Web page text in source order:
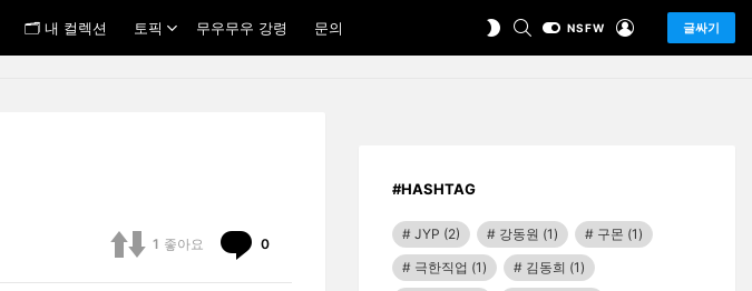
🗂 내 컬렉션 토픽 무우무우 강령 문의
SWITCHSEARCHNSFW 글싸기
1 좋아요 0
#HASHTAG
JYP (2) 강동원 (1) 구몬 (1)
극한직업 (1) 김동희 (1)